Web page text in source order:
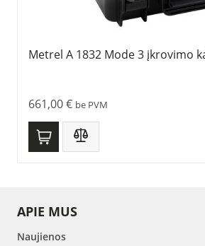
Metrel A 1832 Mode 3 įkrovimo
661,00€ be PVM
APIE MUS
Naujienos